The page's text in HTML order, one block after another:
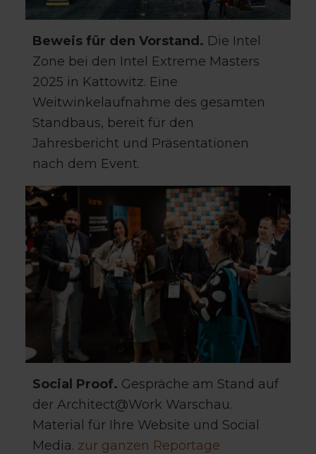
Beweis für den Vorstand. Die Intel
Zone bei den Intel Extreme Masters
2025 in Kattowitz. Eine
Weitwinkelaufnahme des gesamten
Standbaus, bereit für den
Jahresbericht und Präsentationen
nach dem Event.
Social Proof. Gespräche am Stand auf
der Architect@Work Warschau.
Material für Ihre Website und Social
Media. zur ganzen Reportage